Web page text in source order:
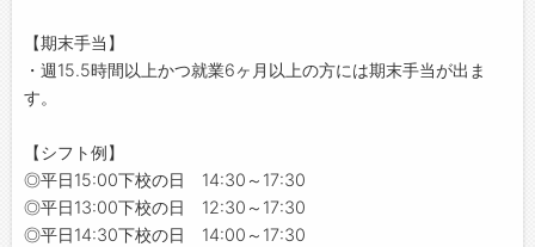
【期末手当】
・週15.5時間以上かつ就業6ヶ月以上の方には期末手当が出ま
す。
【シフト例】
◎平日15:00下校の日 14:30～17:30
◎平日13:00下校の日 12:30～17:30
◎平日14:30下校の日 14:00～17:30